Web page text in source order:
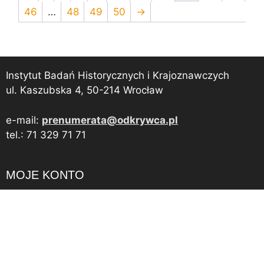
46
… 48 49 50 →
Instytut Badań Historycznych i Krajoznawczych
ul. Kaszubska 4, 50-214 Wrocław
e-mail: prenumerata@odkrywca.pl
tel.: 71 329 71 71
MOJE KONTO
0 produktów -0,00zł